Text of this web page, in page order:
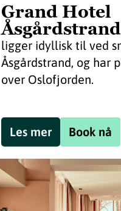
Grand Hotel
Åsgårdstrand
ligger idyllisk til ved
Åsgårdstrand, og har
over Oslofjorden.
Book nå
Les mer